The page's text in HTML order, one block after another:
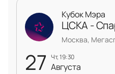
27 чт, 19:30
Августа
Кубок Мэра
ЦСКА -
Москва,